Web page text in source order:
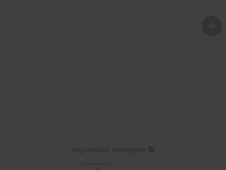
Ingrandisci immagine